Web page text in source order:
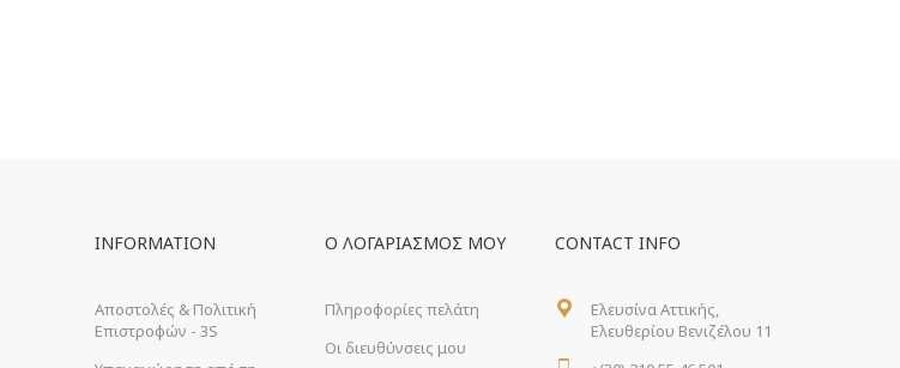
INFORMATION
Αποστολές & Πολιτική
Επιστροφών - 3S
Ο ΛΟΓΑΡΙΑΣΜΌΣ ΜΟΥ
Πληροφορίες πελάτη
Οι διευθύνσεις μου
CONTACT INFO
Ελευσίνα Αττικής,
Ελευθερίου Βενιζέλου 11